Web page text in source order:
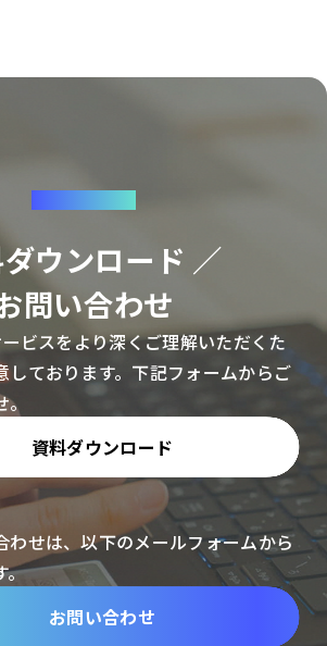
CONTACT
ウンロード ／
問い合わせ
ビスをより深くご理解いただくた
しております。下記フォームからご
資料ダウンロード
わせは、以下のメールフォームから
。
お問い合わせ